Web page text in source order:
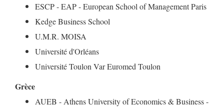
ESCP - EAP - European School of Management Paris
Kedge Business School
U.M.R. MOISA
Université d'Orléans
Université Toulon Var Euromed Toulon
Grèce
AUEB - Athens University of Economics & Business -